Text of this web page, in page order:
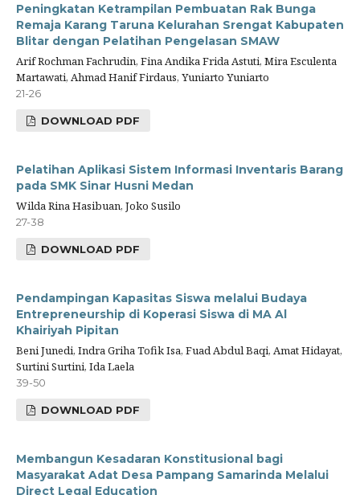
Peningkatan Ketrampilan Pembuatan Rak Bunga
Remaja Karang Taruna Kelurahan Srengat Kabupaten
Blitar dengan Pelatihan Pengelasan SMAW
Arif Rochman Fachrudin, Fina Andika Frida Astuti, Mira Esculenta
Martawati, Ahmad Hanif Firdaus, Yuniarto Yuniarto
21-26
DOWNLOAD PDF
Pelatihan Aplikasi Sistem Informasi Inventaris Barang
pada SMK Sinar Husni Medan
Wilda Rina Hasibuan, Joko Susilo
27-38
DOWNLOAD PDF
Pendampingan Kapasitas Siswa melalui Budaya
Entrepreneurship di Koperasi Siswa di MA Al
Khairiyah Pipitan
Beni Junedi, Indra Griha Tofik Isa, Fuad Abdul Baqi, Amat Hidayat,
Surtini Surtini, Ida Laela
39-50
DOWNLOAD PDF
Membangun Kesadaran Konstitusional bagi
Masyarakat Adat Desa Pampang Samarinda Melalui
Direct Legal Education